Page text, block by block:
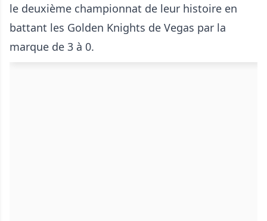
le deuxième championnat de leur histoire en
battant les Golden Knights de Vegas par la
marque de 3 à 0.